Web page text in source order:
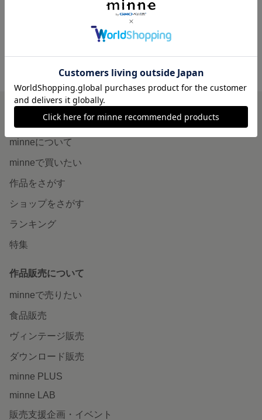
ＩＲＯＤＯＲＩ'S GALLERY の作品一覧
minneを知る
minneについて
minneで買いたい
作品をさがす
ショップをさがす
ランキング
特集
作品販売について
minneで売りたい
食品販売
ヴィンテージ販売
ダウンロード販売
minne PLUS
minne LAB
販売支援企画・イベント